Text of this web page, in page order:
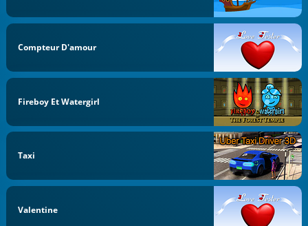
Compteur D'amour
Fireboy Et Watergirl
Taxi
Valentine